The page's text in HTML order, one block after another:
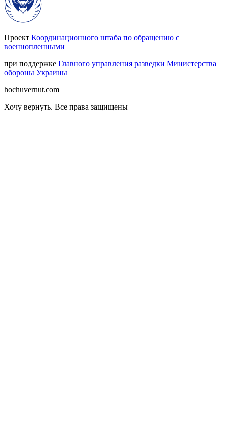
Проект Координационного штаба по обращению с
военнопленными
при поддержке Главного управления разведки Министерства
обороны Украины
hochuvernut.com
Хочу вернуть. Все права защищены